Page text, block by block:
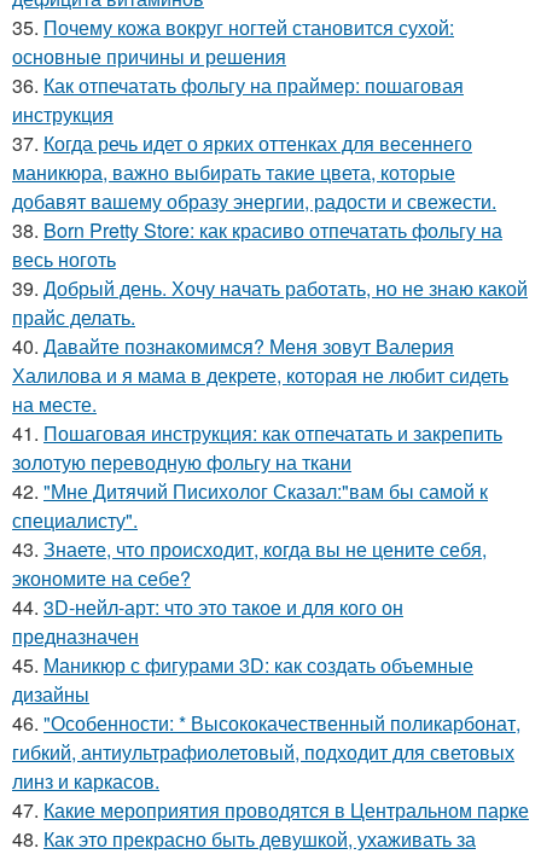
35. Почему кожа вокруг ногтей становится сухой:
основные причины и решения
36. Как отпечатать фольгу на праймер: пошаговая
инструкция
37. Когда речь идет о ярких оттенках для весеннего
маникюра, важно выбирать такие цвета, которые
добавят вашему образу энергии, радости и свежести.
38. Born Pretty Store: как красиво отпечатать фольгу на
весь ноготь
39. Добрый день. Хочу начать работать, но не знаю какой
прайс делать.
40. Давайте познакомимся? Меня зовут Валерия
Халилова и я мама в декрете, которая не любит сидеть
на месте.
41. Пошаговая инструкция: как отпечатать и закрепить
золотую переводную фольгу на ткани
42. "Мне Дитячий Писихолог Сказал:"вам бы самой к
специалисту".
43. Знаете, что происходит, когда вы не цените себя,
экономите на себе?
44. 3D-нейл-арт: что это такое и для кого он
предназначен
45. Маникюр с фигурами 3D: как создать объемные
дизайны
46. "Особенности: * Высококачественный поликарбонат,
гибкий, антиультрафиолетовый, подходит для световых
линз и каркасов.
47. Какие мероприятия проводятся в Центральном парке
48. Как это прекрасно быть девушкой, ухаживать за